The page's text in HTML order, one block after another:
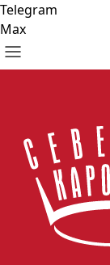
Telegram
Max